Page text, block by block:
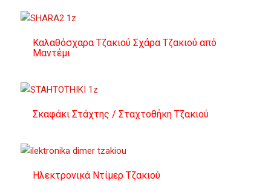
Καλαθόσχαρα Τζακιού Σχάρα Τζακιού από
Μαντέμι
Σκαφάκι Στάχτης / Σταχτοθήκη Τζακιού
Ηλεκτρονικά Ντίμερ Τζακιού